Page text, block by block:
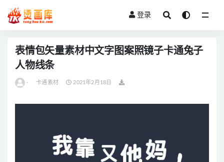
登录
表情包矢量素材中文字图案照镜子卡通兔子
人物线条
- 卡通素材 2021年2月18日